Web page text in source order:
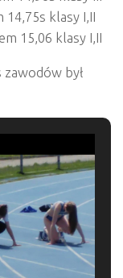
14,75s klasy I,II
15,06 klasy I,II
był